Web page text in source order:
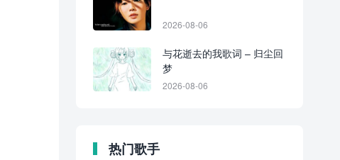
2026-08-06
与花逝去的我歌词 – 归尘回
梦
2026-08-06
热门歌手